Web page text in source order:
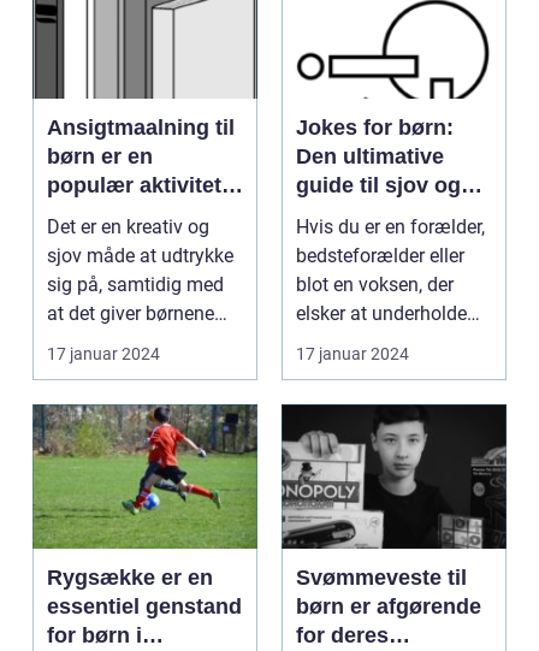
Ansigtmaalning til
børn er en
populær aktivitet,
der spænder over
flere årtier
Det er en kreativ og
sjov måde at udtrykke
sig på, samtidig med
at det giver børnene
mulighed for at...
17 januar 2024
Jokes for børn:
Den ultimative
guide til sjov og
latter for de små
Hvis du er en forælder,
bedsteforælder eller
blot en voksen, der
elsker at underholde
børn, er "joke...
17 januar 2024
Rygsække er en
essentiel genstand
for børn i
Svømmeveste til
børn er afgørende
for deres